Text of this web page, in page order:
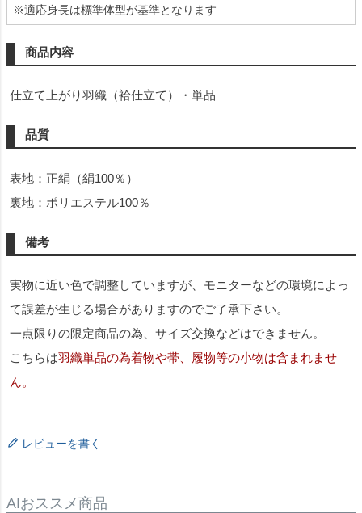
※適応身長は標準体型が基準となります
商品内容
仕立て上がり羽織（袷仕立て）・単品
品質
表地：正絹（絹100％）
裏地：ポリエステル100％
備考
実物に近い色で調整していますが、モニターなどの環境によっ
て誤差が生じる場合がありますのでご了承下さい。
一点限りの限定商品の為、サイズ交換などはできません。
こちらは羽織単品の為着物や帯、履物等の小物は含まれませ
ん。
レビューを書く
AIおススメ商品